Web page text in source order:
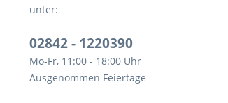
unter:
02842 - 1220390
Mo-Fr, 11:00 - 18:00 Uhr
Ausgenommen Feiertage